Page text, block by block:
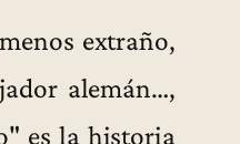
extraño,
alemán…,
es la historia